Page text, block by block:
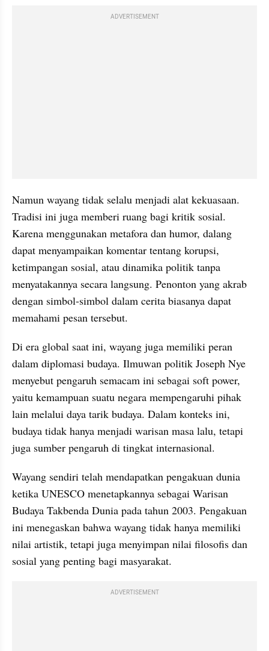
ADVERTISEMENT
Namun wayang tidak selalu menjadi alat kekuasaan.
Tradisi ini juga memberi ruang bagi kritik sosial.
Karena menggunakan metafora dan humor, dalang
dapat menyampaikan komentar tentang korupsi,
ketimpangan sosial, atau dinamika politik tanpa
menyatakannya secara langsung. Penonton yang akrab
dengan simbol-simbol dalam cerita biasanya dapat
memahami pesan tersebut.
Di era global saat ini, wayang juga memiliki peran
dalam diplomasi budaya. Ilmuwan politik Joseph Nye
menyebut pengaruh semacam ini sebagai soft power,
yaitu kemampuan suatu negara mempengaruhi pihak
lain melalui daya tarik budaya. Dalam konteks ini,
budaya tidak hanya menjadi warisan masa lalu, tetapi
juga sumber pengaruh di tingkat internasional.
Wayang sendiri telah mendapatkan pengakuan dunia
ketika UNESCO menetapkannya sebagai Warisan
Budaya Takbenda Dunia pada tahun 2003. Pengakuan
ini menegaskan bahwa wayang tidak hanya memiliki
nilai artistik, tetapi juga menyimpan nilai filosofis dan
sosial yang penting bagi masyarakat.
ADVERTISEMENT